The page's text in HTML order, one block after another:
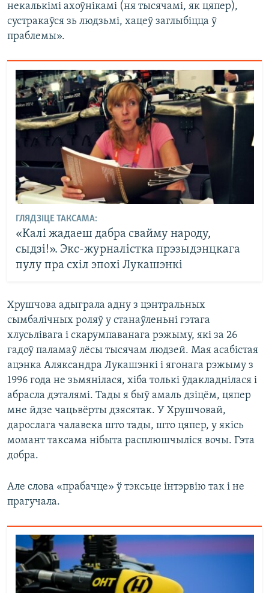
некалькімі ахоўнікамі (ня тысячамі, як цяпер),
сустракаўся зь людзьмі, хацеў заглыбіцца ў
праблемы».
ГЛЯДЗІЦЕ ТАКСАМА:
«Калі жадаеш дабра свайму народу,
сыдзі!». Экс-журналістка прэзыдэнцкага
пулу пра схіл эпохі Лукашэнкі
Хрушчова адыграла адну з цэнтральных
сымбалічных роляў у станаўленьні гэтага
хлусьлівага і скарумпаванага рэжыму, які за 26
гадоў паламаў лёсы тысячам людзей. Мая асабістая
ацэнка Аляксандра Лукашэнкі і ягонага рэжыму з
1996 года не зьмянілася, хіба толькі ўдакладнілася і
абрасла дэталямі. Тады я быў амаль дзіцём, цяпер
мне йдзе чацьвёрты дзясятак. У Хрушчовай,
дарослага чалавека што тады, што цяпер, у якісь
момант таксама нібыта расплюшчыліся вочы. Гэта
добра.
Але слова «прабачце» ў тэксьце інтэрвію так і не
прагучала.